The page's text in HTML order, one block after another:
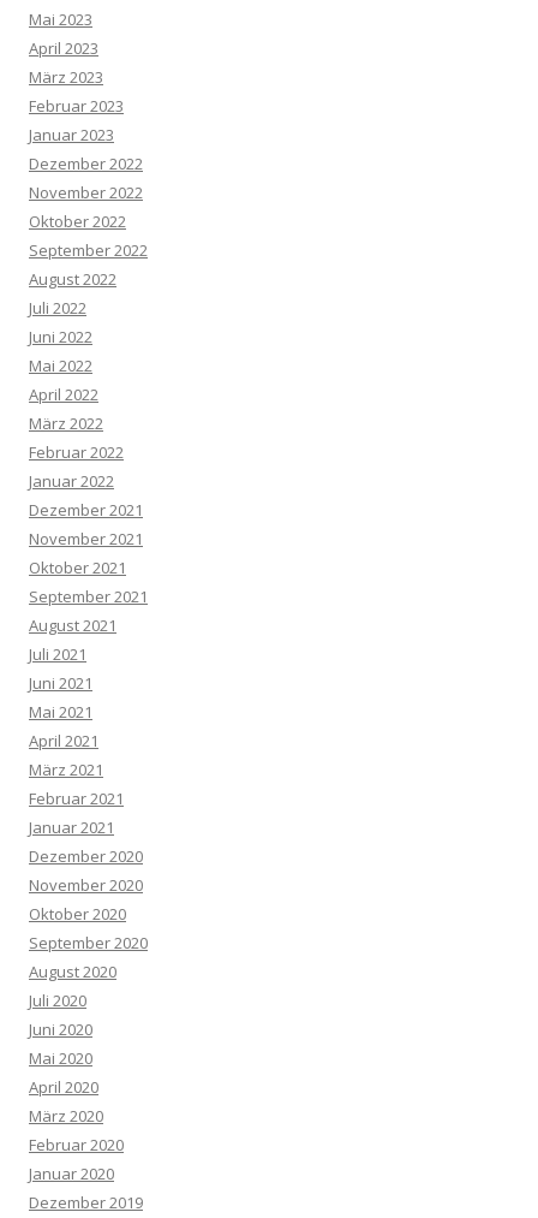
Mai 2023
April 2023
März 2023
Februar 2023
Januar 2023
Dezember 2022
November 2022
Oktober 2022
September 2022
August 2022
Juli 2022
Juni 2022
Mai 2022
April 2022
März 2022
Februar 2022
Januar 2022
Dezember 2021
November 2021
Oktober 2021
September 2021
August 2021
Juli 2021
Juni 2021
Mai 2021
April 2021
März 2021
Februar 2021
Januar 2021
Dezember 2020
November 2020
Oktober 2020
September 2020
August 2020
Juli 2020
Juni 2020
Mai 2020
April 2020
März 2020
Februar 2020
Januar 2020
Dezember 2019